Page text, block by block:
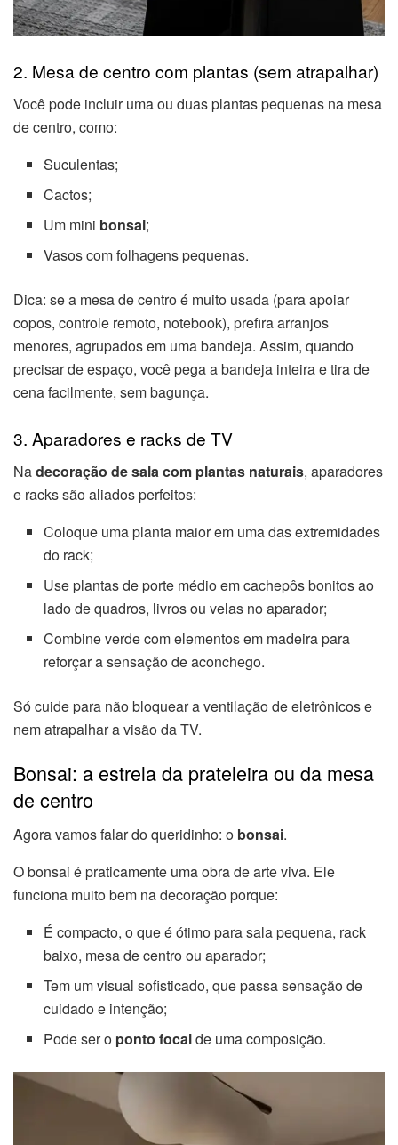
2. Mesa de centro com plantas (sem atrapalhar)
Você pode incluir uma ou duas plantas pequenas na mesa
de centro, como:
Suculentas;
Cactos;
Um mini bonsai;
Vasos com folhagens pequenas.
Dica: se a mesa de centro é muito usada (para apoiar
copos, controle remoto, notebook), prefira arranjos
menores, agrupados em uma bandeja. Assim, quando
precisar de espaço, você pega a bandeja inteira e tira de
cena facilmente, sem bagunça.
3. Aparadores e racks de TV
Nadecoração de sala com plantas naturais, aparadores
e racks são aliados perfeitos:
Coloque uma planta maior em uma das extremidades
do rack;
Use plantas de porte médio em cachepôs bonitos ao
lado de quadros, livros ou velas no aparador;
Combine verde com elementos em madeira para
reforçar a sensação de aconchego.
Só cuide para não bloquear a ventilação de eletrônicos e
nem atrapalhar a visão da TV.
Bonsai: a estrela da prateleira ou da mesa
de centro
Agora vamos falar do queridinho: o bonsai.
O bonsai é praticamente uma obra de arte viva. Ele
funciona muito bem na decoração porque:
É compacto, o que é ótimo para sala pequena, rack
baixo, mesa de centro ou aparador;
Tem um visual sofisticado, que passa sensação de
cuidado e intenção;
Pode ser o ponto focalde uma composição.